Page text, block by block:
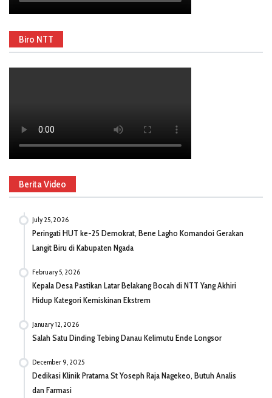
Biro NTT
Berita Video
July 25, 2026
Peringati HUT ke-25 Demokrat, Bene Lagho Komandoi Gerakan
Langit Biru di Kabupaten Ngada
February 5, 2026
Kepala Desa Pastikan Latar Belakang Bocah di NTT Yang Akhiri
Hidup Kategori Kemiskinan Ekstrem
January 12, 2026
Salah Satu Dinding Tebing Danau Kelimutu Ende Longsor
December 9, 2025
Dedikasi Klinik Pratama St Yoseph Raja Nagekeo, Butuh Analis
dan Farmasi